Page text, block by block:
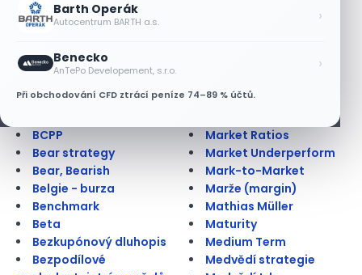
Barth Operák
Autocentrum BARTH a.s. ›
Benecko
AnTePo Developement, s.r.o. ›
Při obchodování CFD ztrácí peníze 74–89 % účtů.
Aukce na BCPP
AUV
Balancovaný fond
Bankovní záruka
Báze
BCPP
Bear strategy
Bear, Bearish
Belgie - burza
Benchmark
Beta
Bezkupónový dluhopis
Bezpodílové
Market Outperform
Market Ratios
Market Underperform
Mark-to-Market
Marže (margin)
Mathias Müller
Maturity
Medium Term
Medvědí strategie